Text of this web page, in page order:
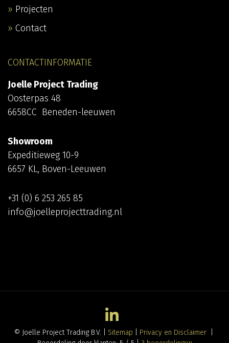
Projecten
Contact
CONTACTINFORMATIE
Joelle Project Trading
Oosterpas 48
6658CC Beneden-leeuwen
Showroom
Expeditieweg 10-9
6657 KL, Boven-Leeuwen
+31 (0) 6 253 265 85
info@joelleprojecttrading.nl
© Joelle Project Trading B.V. | Sitemap Privacy en Disclaimer|